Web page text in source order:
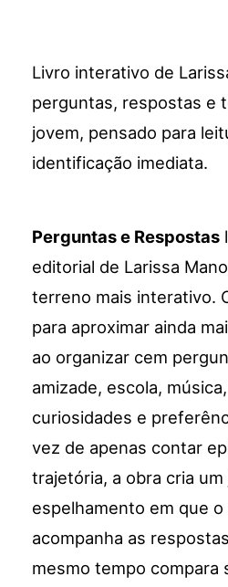
Livro interativo de
perguntas, respostas e
jovem, pensado para
identificação imediata.
Perguntas e Respostas
editorial de Larissa
terreno mais interativo.
para aproximar ainda
ao organizar cem
amizade, escola,
curiosidades e
vez de apenas contar
trajetória, a obra cria um
espelhamento em que o
acompanha as
mesmo tempo compara